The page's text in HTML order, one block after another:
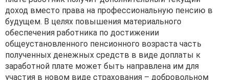
доход вместо права на профессиональную пенсию в
будущем. В целях повышения материального
обеспечения работника по достижении
общеустановленного пенсионного возраста часть
полученных денежных средств в виде доплаты к
заработной плате может быть направлена им для
участия в новом виде страхования – добровольном